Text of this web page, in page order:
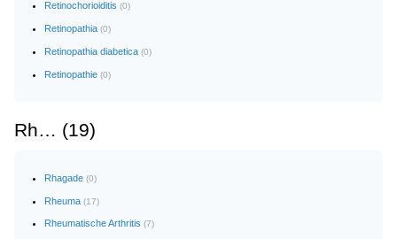
Retinochorioiditis (0)
Retinopathia (0)
Retinopathia diabetica (0)
Retinopathie (0)
Rh… (19)
Rhagade (0)
Rheuma (17)
Rheumatische Arthritis (7)